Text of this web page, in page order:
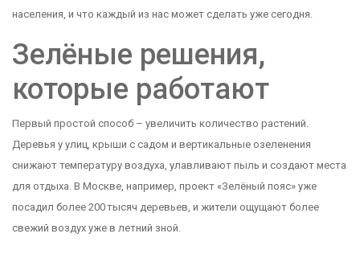
населения, и что каждый из нас может сделать уже сегодня.
Зелёные решения,
которые работают
Первый простой способ – увеличить количество растений.
Деревья у улиц, крыши с садом и вертикальные озеленения
снижают температуру воздуха, улавливают пыль и создают места
для отдыха. В Москве, например, проект «Зелёный пояс» уже
посадил более 200 тысяч деревьев, и жители ощущают более
свежий воздух уже в летний зной.